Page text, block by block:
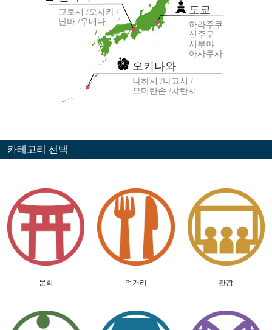
도쿄
하라주쿠
신주쿠
시부야
아사쿠사
교토시
오사카
난바 우메다
오키나와
나하시
나고시
요미탄손
챠탄시
카테고리 선택
문화 먹거리 관광